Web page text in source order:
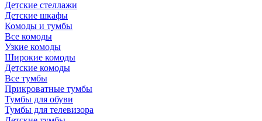
Детские стеллажи
Детские шкафы
Комоды и тумбы
Все комоды
Узкие комоды
Широкие комоды
Детские комоды
Все тумбы
Прикроватные тумбы
Тумбы для обуви
Тумбы для телевизора